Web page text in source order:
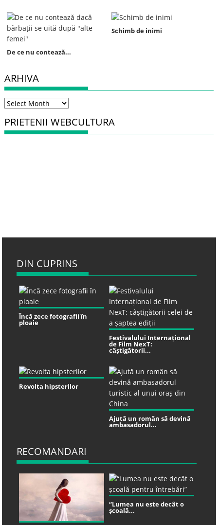
De ce nu contează...
Schimb de inimi
ARHIVA
Arhiva
PRIETENII WEBCULTURA
DIN CUPRINS
Încă zece fotografii în
ploaie
Festivalului Internațional
de Film NexT:
câștigătorii...
Revolta hipsterilor
Ajută un român să devină
ambasadorul...
RECOMANDARI
“Lumea nu este decât o
școală...